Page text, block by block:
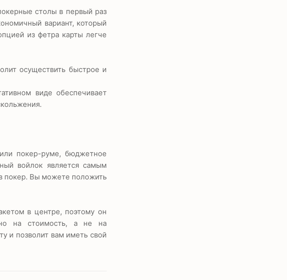
столы в первый раз
вариант, который
из фетра карты легче
осуществить быстрое и
виде обеспечивает
покер-руме, бюджетное
войлок является самым
покер. Вы можете положить
в центре, поэтому он
на стоимость, а не на
и позволит вам иметь свой